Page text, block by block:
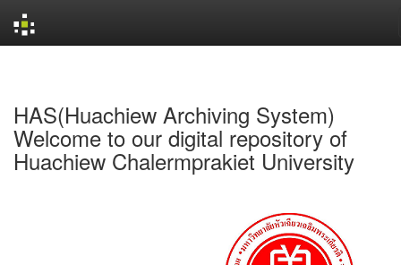
HAS(Huachiew Archiving System)
Welcome to our digital repository of
Huachiew Chalermprakiet University